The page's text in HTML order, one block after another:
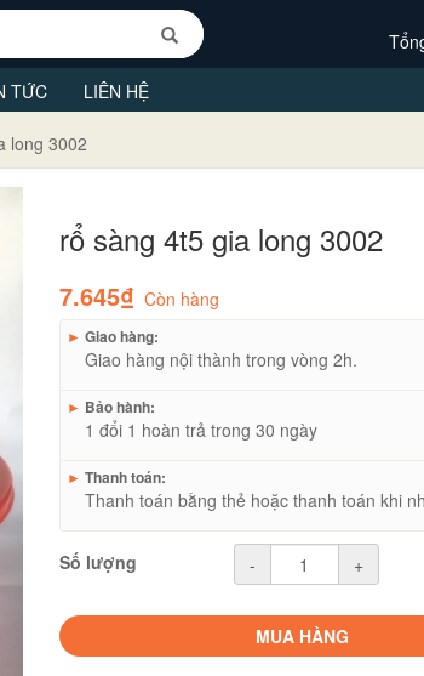
TỨC LIÊN HỆ
long 3002
rổ sàng 4t5 gia long 3002
7.645₫ Còn hàng
► Giao hàng:
Giao hàng nội thành trong vòng 2h.
► Bảo hành:
1 đổi 1 hoàn trả trong 30 ngày
► Thanh toán:
Thanh toán bằng thẻ hoặc thanh toán khi
Số lượng - +
MUA HÀNG